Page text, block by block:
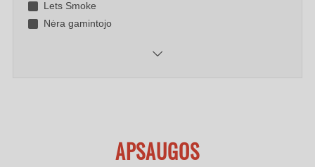
Lets Smoke
Nėra gamintojo
APSAUGOS